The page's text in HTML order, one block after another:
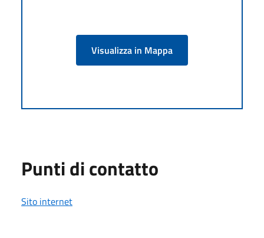
Visualizza in Mappa
Punti di contatto
Sito internet